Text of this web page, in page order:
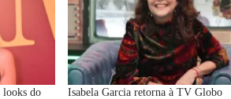
looks do
Isabela Garcia retorna à TV Globo